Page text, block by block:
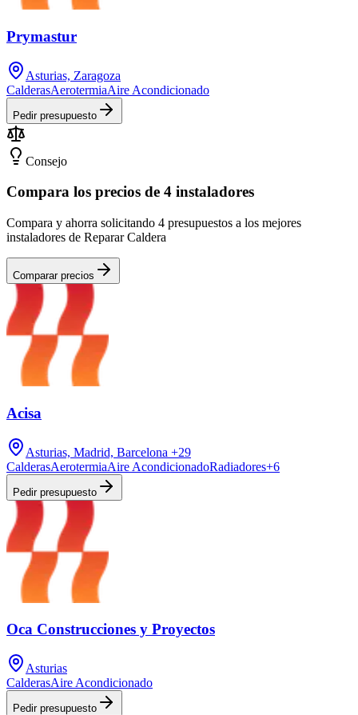
Prymastur
Asturias, Zaragoza
CalderasAerotermiaAire Acondicionado
Pedir presupuesto
Consejo
Compara los precios de 4 instaladores
Compara y ahorra solicitando 4 presupuestos a los mejores
instaladores de Reparar Caldera
Comparar precios
Acisa
Asturias, Madrid, Barcelona +29
CalderasAerotermiaAire AcondicionadoRadiadores+6
Pedir presupuesto
Oca Construcciones y Proyectos
Asturias
CalderasAire Acondicionado
Pedir presupuesto